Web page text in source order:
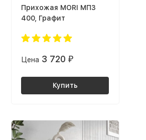
Прихожая MORI МПЗ
400, Графит
Цена 3 720 ₽
Купить